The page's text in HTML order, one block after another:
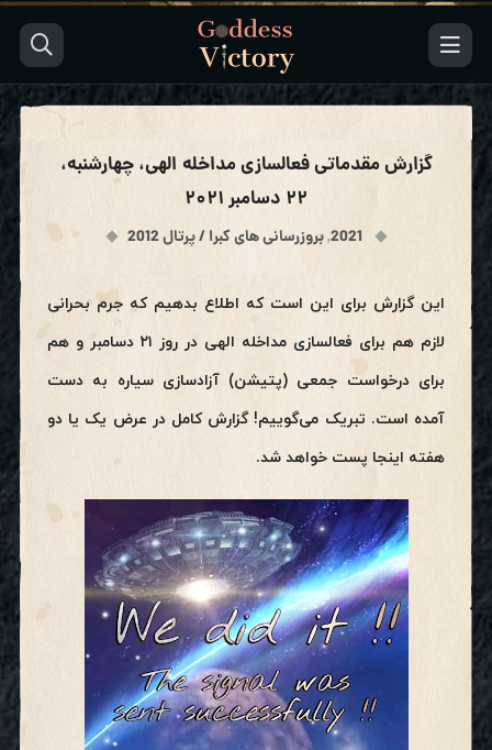
گزارش مقدماتی فعالسازی مداخله الهی، چهارشنبه،
۲۲ دسامبر ۲۰۲۱
2021
,بروزرسانی های کبرا / پرتال 2012
این گزارش برای این است که اطلاع بدهیم که جرم بحرانی
لازم هم برای فعالسازی مداخله الهی در روز ۲۱ دسامبر و هم
برای درخواست جمعی (پتیشن) آزادسازیسیاره به دست
آمده است. تبریک می‌گوییم! گزارش کامل در عرض یک یا دو
هفته اینجا پست خواهد شد.